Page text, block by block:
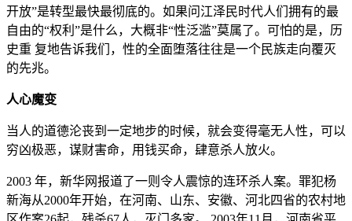
开放”是转型最快最彻底的。如果问江泽民时代人们拥有的最
自由的“权利”是什么，大概非“性泛滥”莫属了。可怕的是，历
史重 复地告诉我们，性的全面堕落往往是一个民族走向覆灭
的先兆。
人心魔变
当人的道德沦丧到一定地步的时候，就会变得毫无人性，可以
穷凶极恶，谋财害命，用钱买命，肆意杀人放火。
2003 年，新华网报道了一则令人震惊的连环杀人案。罪犯杨
新海从2000年开始，在河南、山东、安徽、河北四省的农村地